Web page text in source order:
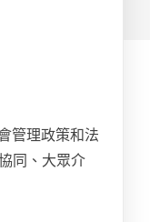
管理政策和法
同、大眾介